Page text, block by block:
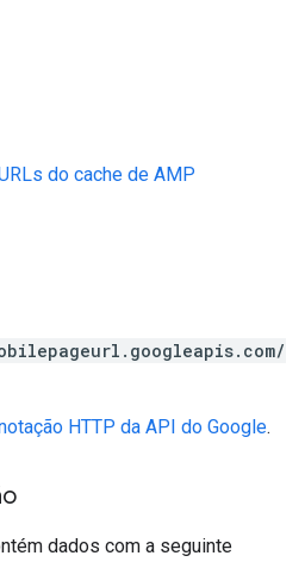
do cache de AMP
HTTP da API do Google.
dados com a seguinte